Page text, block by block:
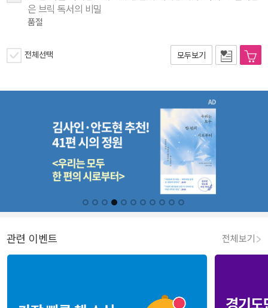
은 브릭 독서의 비밀
품절
전체선택 모두보기
관련 이벤트 전체보기